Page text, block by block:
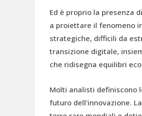
Ed è proprio la presenza
a proiettare il fenomeno
strategiche, difficili da
transizione digitale,
che ridisegna equilibri
Molti analisti definiscono
futuro dell’innovazione.